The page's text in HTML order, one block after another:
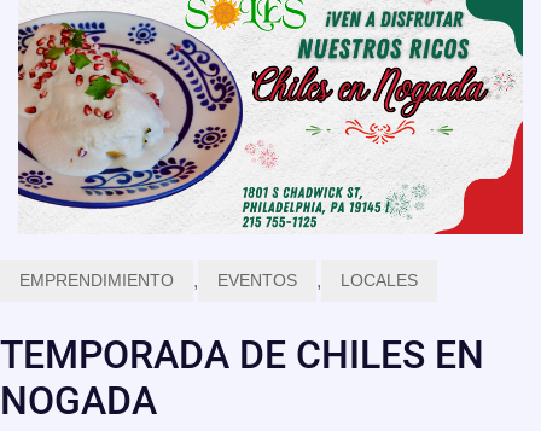
EMPRENDIMIENTO , EVENTOS , LOCALES
TEMPORADA DE CHILES EN
NOGADA